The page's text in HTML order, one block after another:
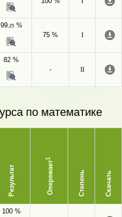
99,25%
75 %
I
82 %
-
II
по математике
Результат Опережает
1
Степень Скачать
100 %